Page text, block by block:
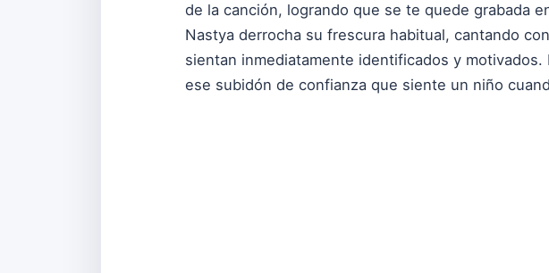
de la canción, logrando que se te quede grabada
Nastya derrocha su frescura habitual, cantando
sientan inmediatamente identificados y
ese subidón de confianza que siente un niño